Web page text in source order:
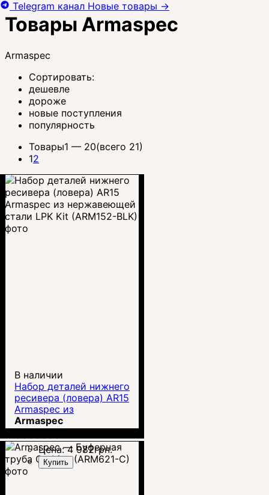
Товары Armaspec
Armaspec
Сортировать:
дешевле
дороже
новые поступления
популярность
Товары1 — 20(всего 21)
12
В наличии
Набор деталей нижнего
ресивера (ловера) AR15
Armaspec из
нержавеющей стали
LPK Kit (ARM152-BLK)
Armaspec
Цена:4 982грн.
Купить
Telegram канал Новые товары →